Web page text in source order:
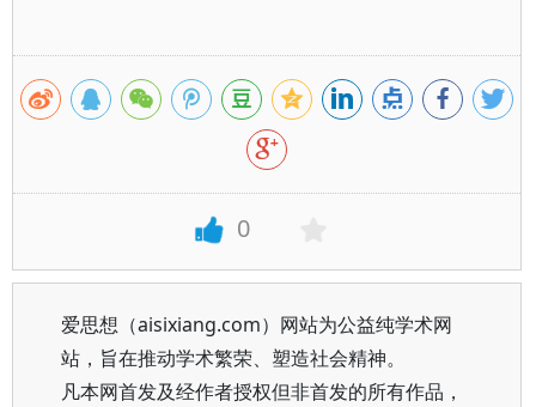
0
爱思想（aisixiang.com）网站为公益纯学术网
站，旨在推动学术繁荣、塑造社会精神。
凡本网首发及经作者授权但非首发的所有作品，